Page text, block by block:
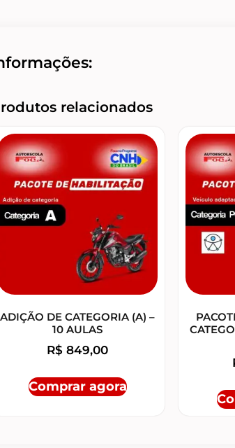
relacionados
ADIÇÃO DE CATEGORIA (A) –
10 AULAS
R$ 849,00
Comprar agora